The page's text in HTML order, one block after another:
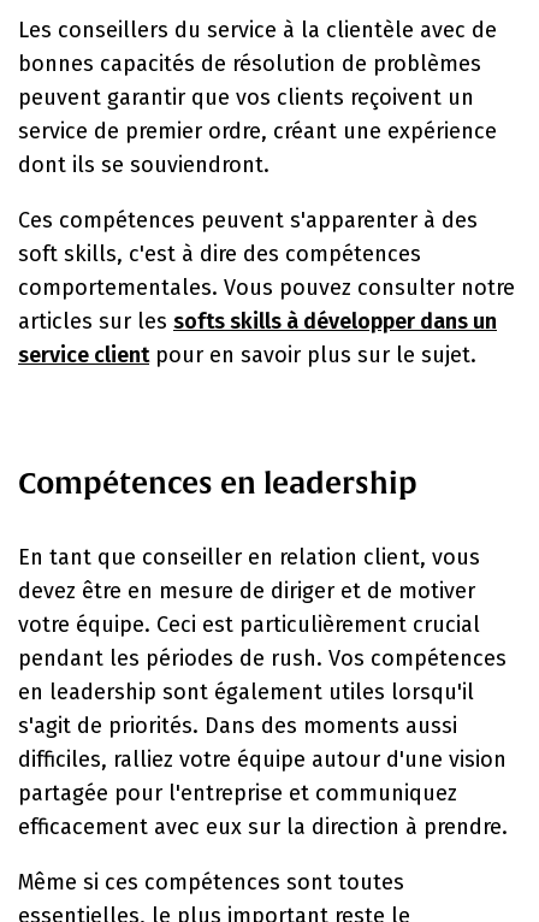
Les conseillers du service à la clientèle avec de
bonnes capacités de résolution de problèmes
peuvent garantir que vos clients reçoivent un
service de premier ordre, créant une expérience
dont ils se souviendront.
Ces compétences peuvent s'apparenter à des
soft skills, c'est à dire des compétences
comportementales. Vous pouvez consulter notre
articles sur les softs skills à développer dans un
service clientpour en savoir plus sur le sujet.
Compétences en leadership
En tant que conseiller en relation client, vous
devez être en mesure de diriger et de motiver
votre équipe. Ceci est particulièrement crucial
pendant les périodes de rush. Vos compétences
en leadership sont également utiles lorsqu'il
s'agit de priorités. Dans des moments aussi
difficiles, ralliez votre équipe autour d'une vision
partagée pour l'entreprise et communiquez
efficacement avec eux sur la direction à prendre.
Même si ces compétences sont toutes
essentielles, le plus important reste le